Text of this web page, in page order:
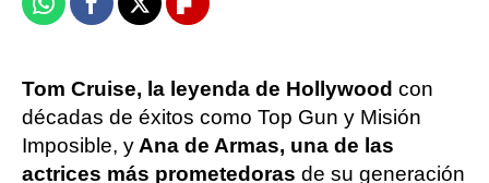
WhatsappFacebook
X Flipboard
Tom Cruise, la leyenda de Hollywood con
décadas de éxitos como Top Gun y Misión
Imposible, y Ana de Armas, una de las
actrices más prometedoras de su generación